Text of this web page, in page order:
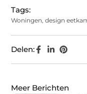
Tags:
Woningen,design
Delen:
Meer Berichten